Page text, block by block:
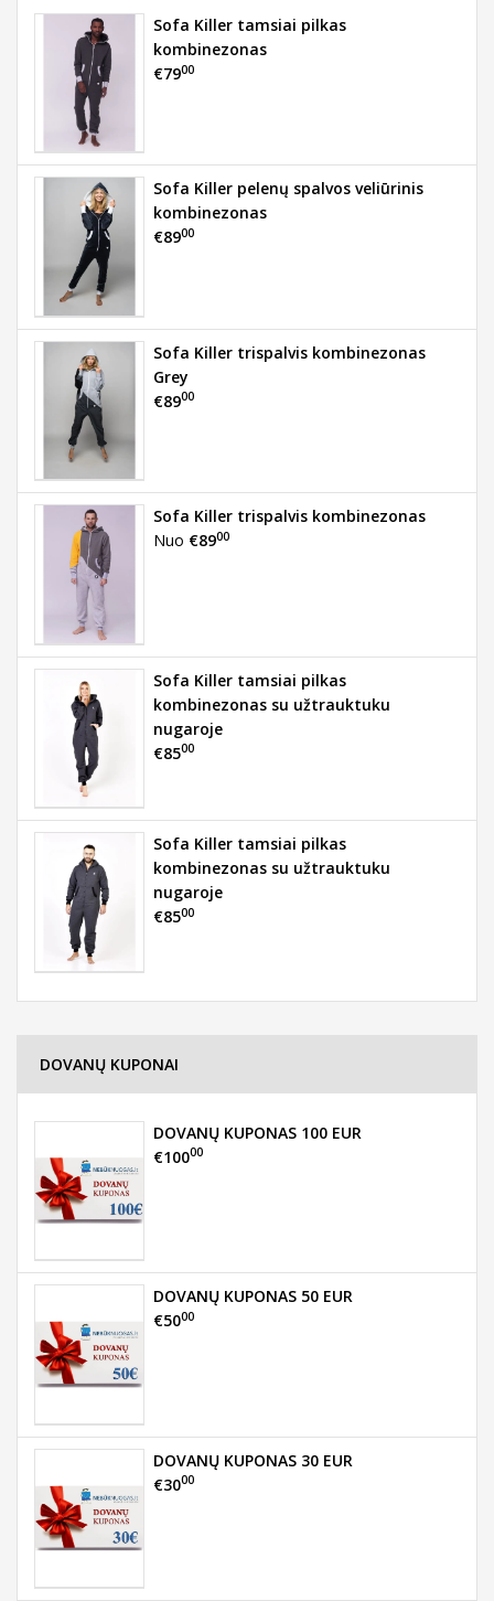
Sofa Killer tamsiai pilkas
kombinezonas
€7900
Sofa Killer pelenų spalvos veliūrinis
kombinezonas
€8900
Sofa Killer trispalvis kombinezonas
Grey
€8900
Sofa Killer trispalvis kombinezonas
Nuo €8900
Sofa Killer tamsiai pilkas
kombinezonas su užtrauktuku
nugaroje
€8500
Sofa Killer tamsiai pilkas
kombinezonas su užtrauktuku
nugaroje
€8500
DOVANŲ KUPONAI
DOVANŲ KUPONAS 100 EUR
€10000
DOVANŲ KUPONAS 50 EUR
€5000
DOVANŲ KUPONAS 30 EUR
€3000